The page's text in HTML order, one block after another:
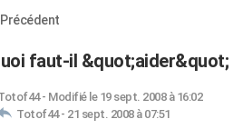
faut-il &quot;aider&quot;
- Modifié le 19 sept. 2008 à 16:02
Totof44 - 21 sept. 2008 à 07:51